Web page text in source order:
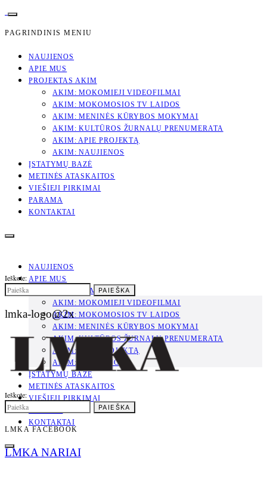
PAGRINDINIS MENIU
NAUJIENOS
APIE MUS
PROJEKTAS AKIM
AKIM: MOKOMIEJI VIDEOFILMAI
AKIM: MOKOMOSIOS TV LAIDOS
AKIM: MENINĖS KŪRYBOS MOKYMAI
AKIM: KULTŪROS ŽURNALŲ PRENUMERATA
AKIM: APIE PROJEKTĄ
AKIM: NAUJIENOS
ĮSTATYMŲ BAZĖ
METINĖS ATASKAITOS
VIEŠIEJI PIRKIMAI
PARAMA
KONTAKTAI
NAUJIENOS
APIE MUS
PROJEKTAS AKIM
AKIM: MOKOMIEJI VIDEOFILMAI
AKIM: MOKOMOSIOS TV LAIDOS
AKIM: MENINĖS KŪRYBOS MOKYMAI
AKIM: KULTŪROS ŽURNALŲ PRENUMERATA
AKIM: APIE PROJEKTĄ
AKIM: NAUJIENOS
ĮSTATYMŲ BAZĖ
METINĖS ATASKAITOS
VIEŠIEJI PIRKIMAI
PARAMA
KONTAKTAI
Ieškote:
PAIEŠKA
lmka-logo@2x
Ieškote:
PAIEŠKA
LMKA FACEBOOK
LMKA NARIAI